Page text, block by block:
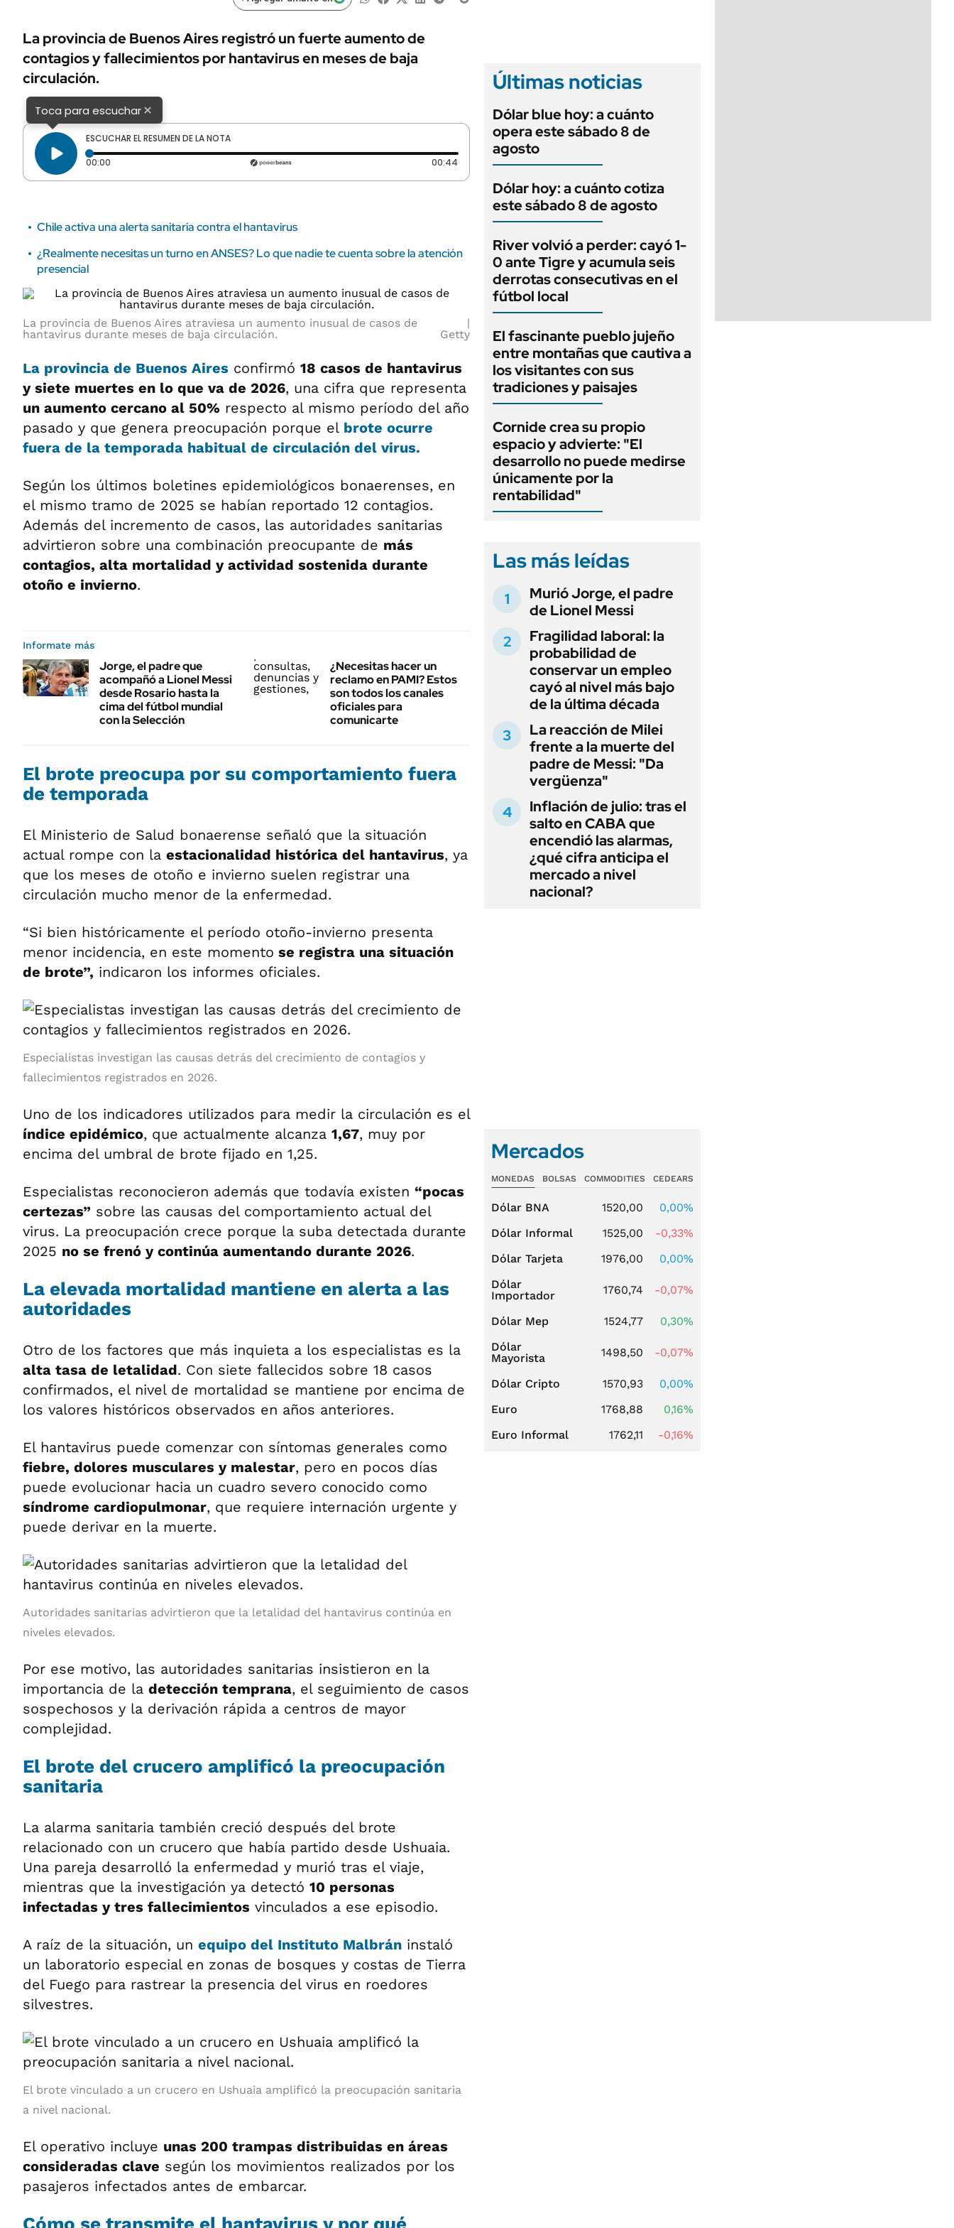
URUGUAY
AUTOS
La provincia de Buenos Aires registró un fuerte aumento de
contagios y fallecimientos por hantavirus en meses de baja
circulación.
Toca para escuchar×
ESCUCHAR EL RESUMEN DE LA NOTA
00:00 Tiempo transcurrido: 0 segundos 00:44 Duración: 44 segundos
Chile activa una alerta sanitaria contra el hantavirus
¿Realmente necesitas un turno en ANSES? Lo que nadie te cuenta sobre la atención
presencial
La provincia de Buenos Aires atraviesa un aumento inusual de casos de
hantavirus durante meses de baja circulación.
Getty
La provincia de Buenos Aires confirmó 18 casos de hantavirus
y siete muertes en lo que va de 2026, una cifra que representa
un aumento cercano al 50% respecto al mismo período del año
pasado y que genera preocupación porque el brote ocurre
fuera de la temporada habitual de circulación del virus.
Según los últimos boletines epidemiológicos bonaerenses, en
el mismo tramo de 2025 se habían reportado 12 contagios.
Además del incremento de casos, las autoridades sanitarias
advirtieron sobre una combinación preocupante de más
contagios, alta mortalidad y actividad sostenida durante
otoño e invierno.
Informate más
Jorge, el padre que
acompañó a Lionel Messi
desde Rosario hasta la
cima del fútbol mundial
con la Selección
¿Necesitas hacer un
reclamo en PAMI? Estos
son todos los canales
oficiales para
comunicarte
El brote preocupa por su comportamiento fuera
de temporada
El Ministerio de Salud bonaerense señaló que la situación
actual rompe con la estacionalidad histórica del hantavirus, ya
que los meses de otoño e invierno suelen registrar una
circulación mucho menor de la enfermedad.
“Si bien históricamente el período otoño-invierno presenta
menor incidencia, en este momento se registra una situación
de brote”, indicaron los informes oficiales.
Especialistas investigan las causas detrás del crecimiento de contagios y
fallecimientos registrados en 2026.
Uno de los indicadores utilizados para medir la circulación es el
índice epidémico, que actualmente alcanza 1,67, muy por
encima del umbral de brote fijado en 1,25.
Especialistas reconocieron además que todavía existen “pocas
certezas” sobre las causas del comportamiento actual del
virus. La preocupación crece porque la suba detectada durante
2025 no se frenó y continúa aumentando durante 2026.
La elevada mortalidad mantiene en alerta a las
autoridades
Otro de los factores que más inquieta a los especialistas es la
alta tasa de letalidad. Con siete fallecidos sobre 18 casos
confirmados, el nivel de mortalidad se mantiene por encima de
los valores históricos observados en años anteriores.
El hantavirus puede comenzar con síntomas generales como
fiebre, dolores musculares y malestar, pero en pocos días
puede evolucionar hacia un cuadro severo conocido como
síndrome cardiopulmonar, que requiere internación urgente y
puede derivar en la muerte.
Autoridades sanitarias advirtieron que la letalidad del hantavirus continúa en
niveles elevados.
Por ese motivo, las autoridades sanitarias insistieron en la
importancia de la detección temprana, el seguimiento de casos
sospechosos y la derivación rápida a centros de mayor
complejidad.
El brote del crucero amplificó la preocupación
sanitaria
La alarma sanitaria también creció después del brote
relacionado con un crucero que había partido desde Ushuaia.
Una pareja desarrolló la enfermedad y murió tras el viaje,
mientras que la investigación ya detectó 10 personas
infectadas y tres fallecimientos vinculados a ese episodio.
A raíz de la situación, un equipo del Instituto Malbrán instaló
un laboratorio especial en zonas de bosques y costas de Tierra
del Fuego para rastrear la presencia del virus en roedores
silvestres.
El brote vinculado a un crucero en Ushuaia amplificó la preocupación sanitaria
a nivel nacional.
El operativo incluye unas 200 trampas distribuidas en áreas
consideradas clave según los movimientos realizados por los
pasajeros infectados antes de embarcar.
Cómo se transmite el hantavirus y por qué
Últimas noticias
Dólar blue hoy: a cuánto
opera este sábado 8 de
agosto
Dólar hoy: a cuánto cotiza
este sábado 8 de agosto
River volvió a perder: cayó 1-
0 ante Tigre y acumula seis
derrotas consecutivas en el
fútbol local
El fascinante pueblo jujeño
entre montañas que cautiva a
los visitantes con sus
tradiciones y paisajes
Cornide crea su propio
espacio y advierte: "El
desarrollo no puede medirse
únicamente por la
rentabilidad"
Las más leídas
Murió Jorge, el padre
de Lionel Messi
Fragilidad laboral: la
probabilidad de
conservar un empleo
cayó al nivel más bajo
de la última década
La reacción de Milei
frente a la muerte del
padre de Messi: "Da
vergüenza"
Inflación de julio: tras el
salto en CABA que
encendió las alarmas,
¿qué cifra anticipa el
mercado a nivel
nacional?
Mercados
MONEDAS BOLSAS COMMODITIES CEDEARS
Dólar BNA 1520,00
0,00%
Dólar Informal
1525,00
-0,33%
Dólar Tarjeta
1976,00
0,00%
Dólar
Importador
1760,74 -0,07%
Dólar Mep 1524,77
0,30%
Dólar
Mayorista
1498,50 -0,07%
Dólar Cripto 1570,93
0,00%
Euro
1768,88
0,16%
Euro Informal
1762,11 -0,16%